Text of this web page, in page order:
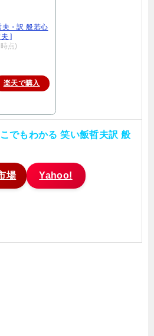
夫・訳 般若心
]
点)
楽天で購入
でもわかる 笑い飯哲夫訳 般
場 Yahoo!